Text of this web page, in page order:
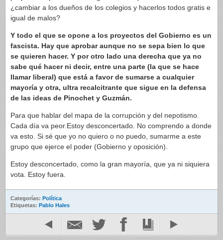
¿cambiar a los dueños de los colegios y hacerlos todos gratis e
igual de malos?
Y todo el que se opone a los proyectos del Gobierno es un
fascista. Hay que aprobar aunque no se sepa bien lo que
se quieren hacer. Y por otro lado una derecha que ya no
sabe qué hacer ni decir, entre una parte (la que se hace
llamar liberal) que está a favor de sumarse a cualquier
mayoría y otra, ultra recalcitrante que sigue en la defensa
de las ideas de Pinochet y Guzmán.
Para que hablar del mapa de la corrupción y del nepotismo.
Cada día va peor.Estoy desconcertado. No comprendo a donde
va esto. Si sé que yo no quiero o no puedo, sumarme a este
grupo que ejerce el poder (Gobierno y oposición).
Estoy desconcertado, como la gran mayoría, que ya ni siquiera
vota. Estoy fuera.
Categorías: Política
Etiquetas: Pablo Hales